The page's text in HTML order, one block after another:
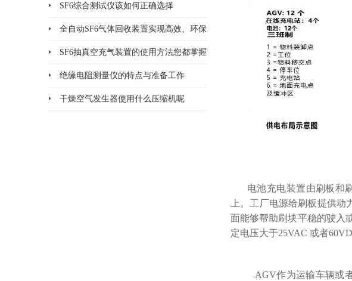
析
SF6综合测试仪该如何正确选择
全自动SF6气体回收装置实现高效、环保
的SF6气体回收
SF6抽真空充气装置的使用方法您都掌握
了吗
绝缘电阻测量仪的特点与准备工作
干燥空气发生器使用什么压缩机呢
电池充电装置由刷板和
上。工厂电源给刷板提供
面能够帮助刷块平稳的驶入
定电压大于25VAC 或者
AGV作为运输车辆或